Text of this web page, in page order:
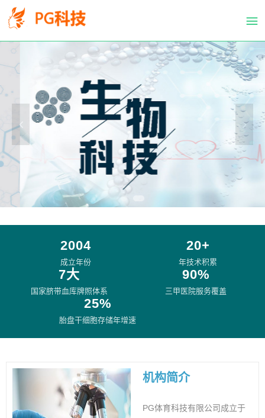
要
育
技
公
PG
电
网
2004
成立年份
20+
年技术积累
7大
国家脐带血库牌照体系
90%
三甲医院服务覆盖
25%
胎盘干细胞存储年增速
机构简介
PG体育科技有限公司成立于